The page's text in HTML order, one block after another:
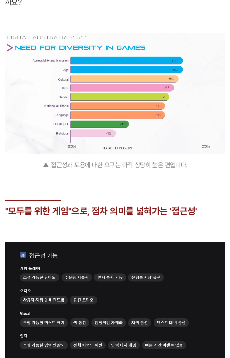
까요?
▲ 접근성과 포용에 대한 요구는 아직 상당히 높은 편입니다.
"모두를 위한 게임"으로, 점차 의미를 넓혀가는 '접근성'